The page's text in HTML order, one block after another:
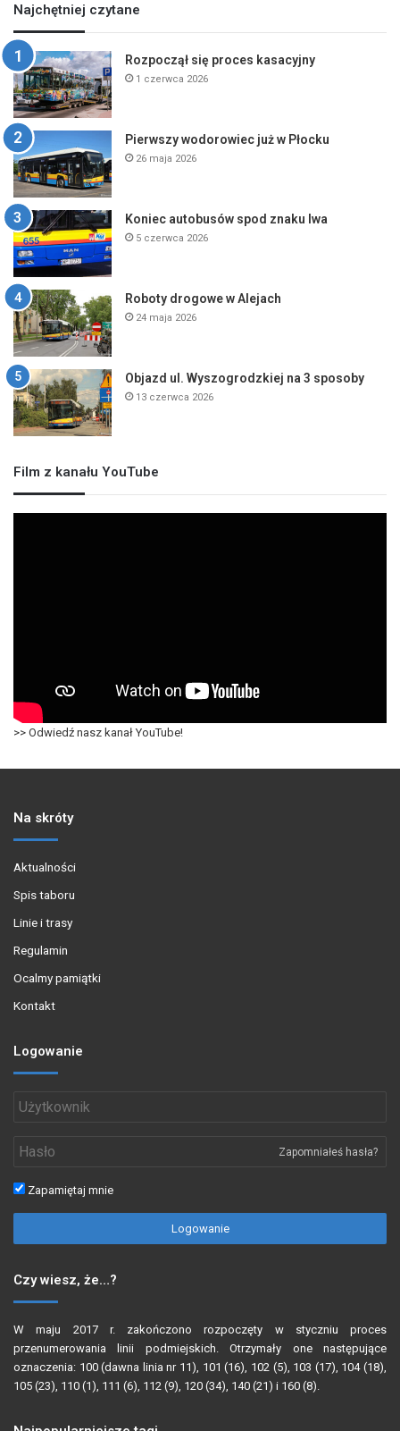
Najchętniej czytane
Rozpoczął się proces kasacyjny
1 czerwca 2026
Pierwszy wodorowiec już w Płocku
26 maja 2026
Koniec autobusów spod znaku lwa
5 czerwca 2026
Roboty drogowe w Alejach
24 maja 2026
Objazd ul. Wyszogrodzkiej na 3 sposoby
13 czerwca 2026
Film z kanału YouTube
>> Odwiedź nasz kanał YouTube!
Na skróty
Aktualności
Spis taboru
Linie i trasy
Regulamin
Ocalmy pamiątki
Kontakt
Logowanie
Zapomniałeś hasła?
Zapamiętaj mnie
Logowanie
Czy wiesz, że…?
W maju 2017 r. zakończono rozpoczęty w styczniu proces
przenumerowania linii podmiejskich. Otrzymały one następujące
oznaczenia: 100 (dawna linia nr 11), 101 (16), 102 (5), 103 (17), 104 (18),
105 (23), 110 (1), 111 (6), 112 (9), 120 (34), 140 (21) i 160 (8).